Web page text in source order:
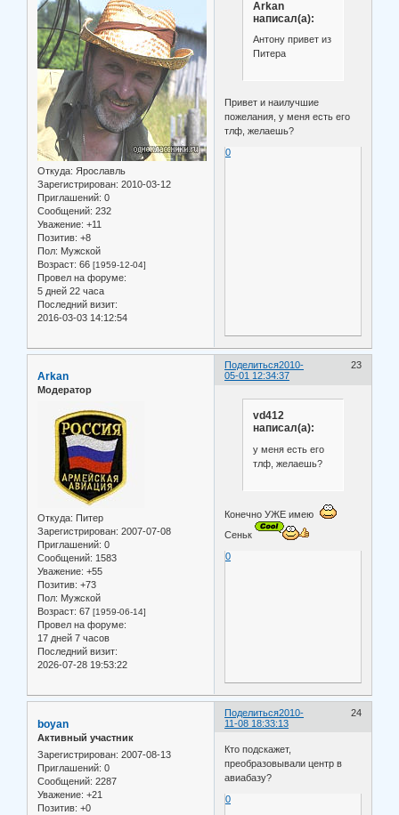
Откуда: Ярославль
Зарегистрирован: 2010-03-12
Приглашений: 0
Сообщений: 232
Уважение: +11
Позитив: +8
Пол: Мужской
Возраст: 66 [1959-12-04]
Провел на форуме:
5 дней 22 часа
Последний визит:
2016-03-03 14:12:54
Arkan
написал(а):
Антону привет из
Питера
Привет и наилучшие
пожелания, у меня есть его
тлф, желаешь?
0
Поделиться 23
2010-
05-01 12:34:37
Arkan
Модератор
Откуда: Питер
Зарегистрирован: 2007-07-08
Приглашений: 0
Сообщений: 1583
Уважение: +55
Позитив: +73
Пол: Мужской
Возраст: 67 [1959-06-14]
Провел на форуме:
17 дней 7 часов
Последний визит:
2026-07-28 19:53:22
vd412
написал(а):
у меня есть его
тлф, желаешь?
Конечно УЖЕ имею
Сеньк
0
Поделиться 24
2010-
11-08 18:33:13
boyan
Активный участник
Зарегистрирован: 2007-08-13
Приглашений: 0
Сообщений: 2287
Уважение: +21
Позитив: +0
Кто подскажет,
преобразовывали центр в
авиабазу?
0